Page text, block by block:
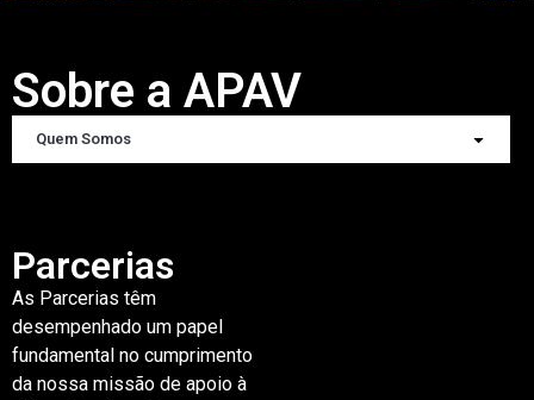
Sobre a APAV
Quem Somos
Parcerias
As Parcerias têm
desempenhado um papel
fundamental no cumprimento
da nossa missão de apoio à